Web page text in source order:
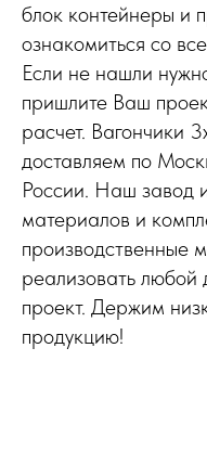
блок контейнеры и
ознакомиться со
Если не нашли
пришлите Ваш
расчет. Вагончики
доставляем по
России. Наш завод
материалов и
производственные
реализовать любой
проект. Держим
продукцию!